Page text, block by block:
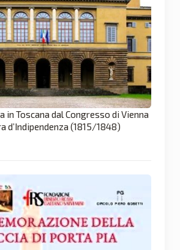
in Toscana dal Congresso di Vienna
d’Indipendenza (1815/1848)